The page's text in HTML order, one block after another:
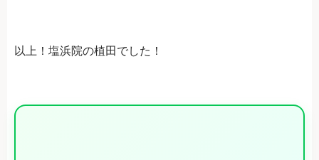
以上！塩浜院の植田でした！